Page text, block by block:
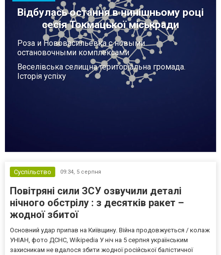
Відбулась остання в нинішньому році
сесія Токмацької міськради
Роза и Нововасильевка с новыми
остановочными комплексами
Веселівська селищна територіальна громада.
Історія успіху
Суспільство 09:34, 5 серпня
Повітряні сили ЗСУ озвучили деталі
нічного обстрілу : з десятків ракет –
жодної збитої
Основний удар припав на Київщину. Війна продовжується / колаж
УНІАН, фото ДСНС, Wikipedia У ніч на 5 серпня українським
захисникам не вдалося збити жодної російської балістичної